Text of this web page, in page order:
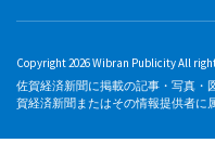
Copyright 2026 Wibran Publicity All
佐賀経済新聞に掲載の記事・写真・
賀経済新聞またはその情報提供者に